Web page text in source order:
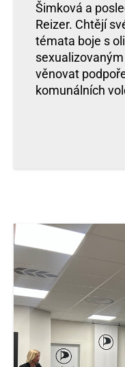
Šimková a
Reizer. Chtějí
témata boje s
věnovat
komunálních